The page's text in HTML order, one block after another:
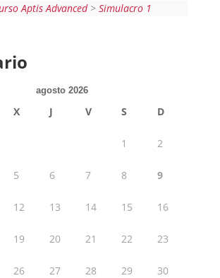
Aptis Advanced>Simulacro 1
agosto 2026
X J V S D
1 2
5 6 7 8 9
12 13 14 15 16
19 20 21 22 23
26 27 28 29 30